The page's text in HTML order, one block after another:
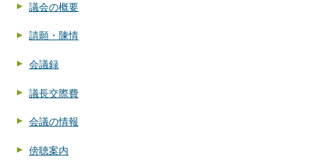
議会の概要
請願・陳情
会議録
議長交際費
会議の情報
傍聴案内